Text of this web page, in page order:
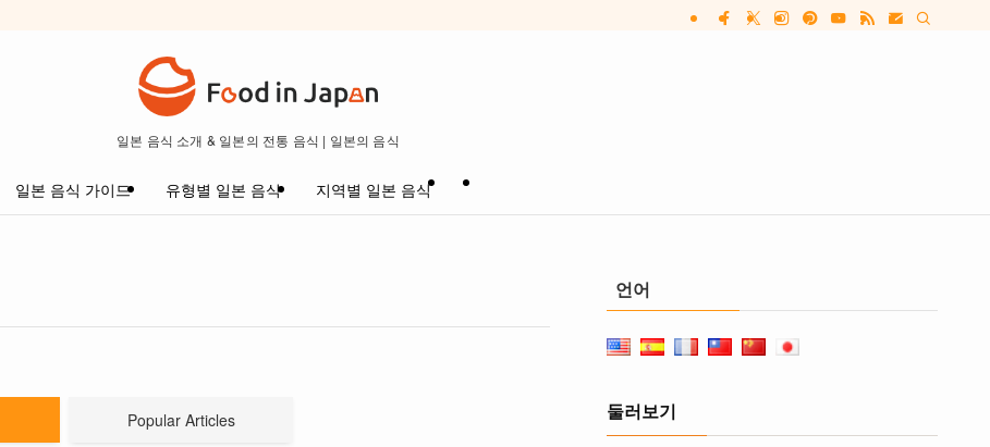
일본 음식 소개 & 일본의 전통 음식 | 일본의 음식
일본 음식 가이드 유형별 일본 음식 지역별 일본 음식
Popular Articles
언어
둘러보기